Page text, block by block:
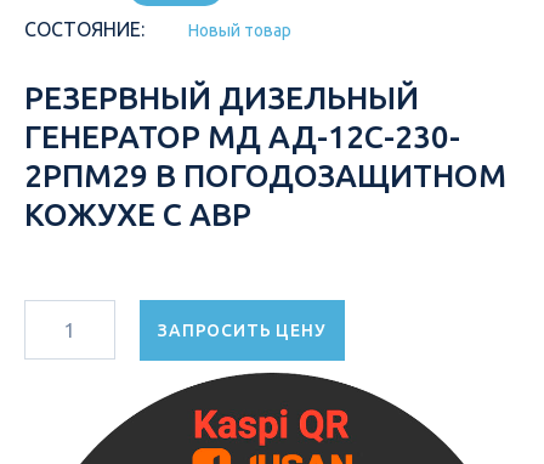
СОСТОЯНИЕ: Новый товар
РЕЗЕРВНЫЙ ДИЗЕЛЬНЫЙ
ГЕНЕРАТОР МД АД-12С-230-
2РПМ29 В ПОГОДОЗАЩИТНОМ
КОЖУХЕ С АВР
ЗАПРОСИТЬ ЦЕНУ